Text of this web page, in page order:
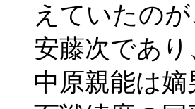
えていたのが
安藤次であ
中原親能は